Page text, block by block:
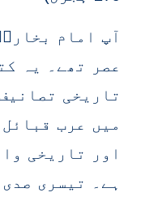
آپ امام
عصر تھے۔ یہ
تاریخی
میں عرب
اور تاریخی
ہے۔ تیسری